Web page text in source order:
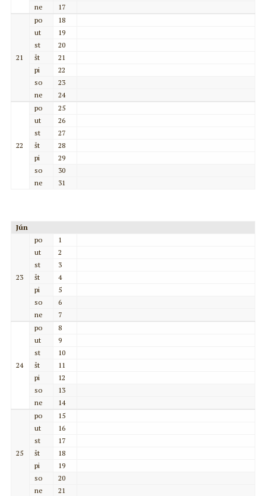
ne
17
21
po
18
ut
19
st
20
št
21
pi
22
so
23
ne
24
22
po
25
ut
26
st
27
št
28
pi
29
so
30
ne
31
Jún
23
po
1
ut
2
st
3
št
4
pi
5
so
6
ne
7
24
po
8
ut
9
st
10
št
11
pi
12
so
13
ne
14
25
po
15
ut
16
st
17
št
18
pi
19
so
20
ne
21